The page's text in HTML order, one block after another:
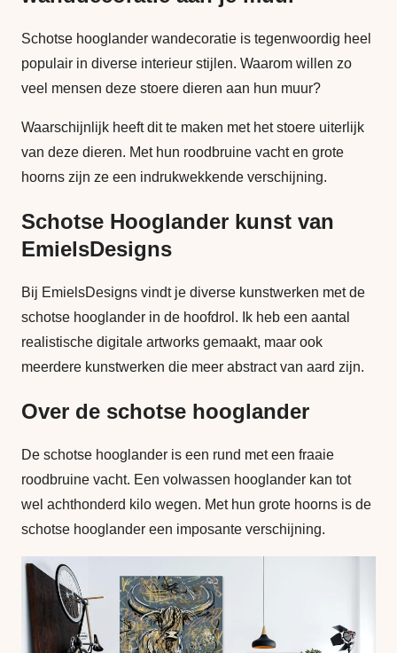
Schotse hooglander wandecoratie is tegenwoordig heel
populair in diverse interieur stijlen. Waarom willen zo
veel mensen deze stoere dieren aan hun muur?
Waarschijnlijk heeft dit te maken met het stoere uiterlijk
van deze dieren. Met hun roodbruine vacht en grote
hoorns zijn ze een indrukwekkende verschijning.
Schotse Hooglander kunst van
EmielsDesigns
Bij EmielsDesigns vindt je diverse kunstwerken met de
schotse hooglander in de hoofdrol. Ik heb een aantal
realistische digitale artworks gemaakt, maar ook
meerdere kunstwerken die meer abstract van aard zijn.
Over de schotse hooglander
De schotse hooglander is een rund met een fraaie
roodbruine vacht. Een volwassen hooglander kan tot
wel achthonderd kilo wegen. Met hun grote hoorns is de
schotse hooglander een imposante verschijning.